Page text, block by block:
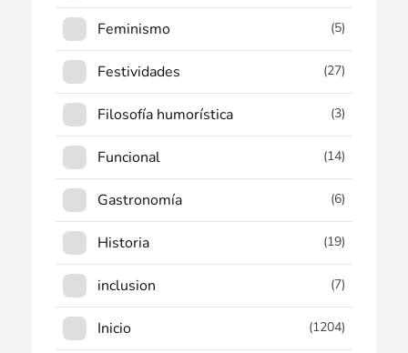
Feminismo (5)
Festividades (27)
Filosofía humorística (3)
Funcional (14)
Gastronomía (6)
Historia (19)
inclusion (7)
Inicio (1204)